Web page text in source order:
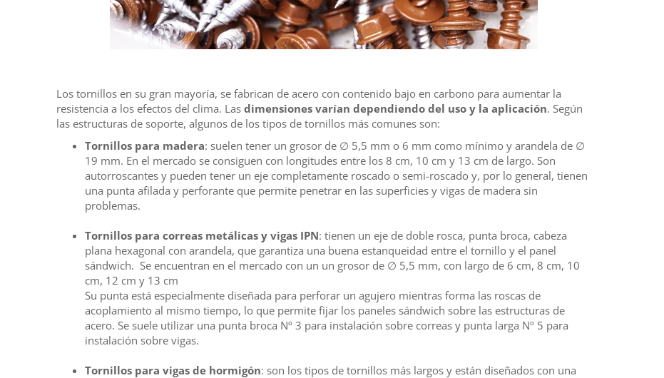
Los tornillos en su gran mayoría, se fabrican de acero con contenido bajo en carbono para aumentar la
resistencia a los efectos del clima. Las dimensiones varían dependiendo del uso y la aplicación. Según
las estructuras de soporte, algunos de los tipos de tornillos más comunes son:
Tornillos para madera: suelen tener un grosor de ∅ 5,5 mm o 6 mm como mínimo y arandela de ∅
19 mm. En el mercado se consiguen con longitudes entre los 8 cm, 10 cm y 13 cm de largo. Son
autorroscantes y pueden tener un eje completamente roscado o semi-roscado y, por lo general, tienen
una punta afilada y perforante que permite penetrar en las superficies y vigas de madera sin
problemas.
Tornillos para correas metálicas y vigas IPN: tienen un eje de doble rosca, punta broca, cabeza
plana hexagonal con arandela, que garantiza una buena estanqueidad entre el tornillo y el panel
sándwich. Se encuentran en el mercado con un un grosor de ∅ 5,5 mm, con largo de 6 cm, 8 cm, 10
cm, 12 cm y 13 cm
Su punta está especialmente diseñada para perforar un agujero mientras forma las roscas de
acoplamiento al mismo tiempo, lo que permite fijar los paneles sándwich sobre las estructuras de
acero. Se suele utilizar una punta broca Nº 3 para instalación sobre correas y punta larga Nº 5 para
instalación sobre vigas.
Tornillos para vigas de hormigón: son los tipos de tornillos más largos y están diseñados con una